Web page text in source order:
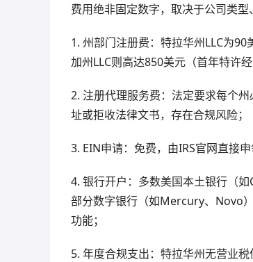
费用绝非固定数字，取决于公司类型
1. 州部门注册费：特拉华州LLC为
加州LLC则高达850美元（首年特许
2. 注册代理服务费：法定要求每个
址或拒收法律文书，存在合规风险；
3. EIN申请：免费，由IRS官网直接申
4. 银行开户：多数美国本土银行（
部分数字银行（如Mercury、Novo
功能；
5. 年度合规支出：特拉华州无营业